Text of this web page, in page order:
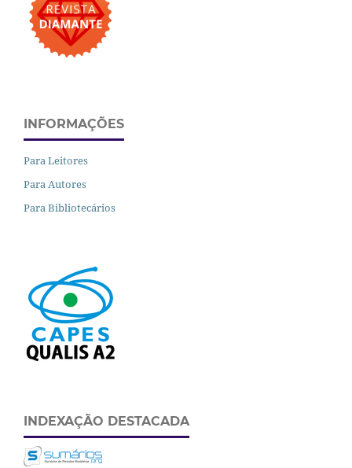
INFORMAÇÕES
Para Leitores
Para Autores
Para Bibliotecários
INDEXAÇÃO DESTACADA